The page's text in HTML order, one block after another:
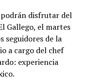
podrán disfrutar del
Gallego, el martes
seguidores de la
a cargo del chef
experiencia